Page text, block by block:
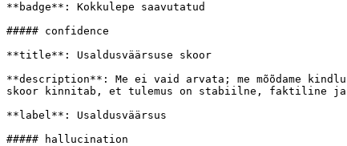
**badge**: Kokkulepe saavutatud
##### confidence
**title**: Usaldusväärsuse skoor
**description**: Me ei vaid arvata; me mõõdame
skoor kinnitab, et tulemus on stabiilne, faktiline
**label**: Usaldusväärsus
##### hallucination